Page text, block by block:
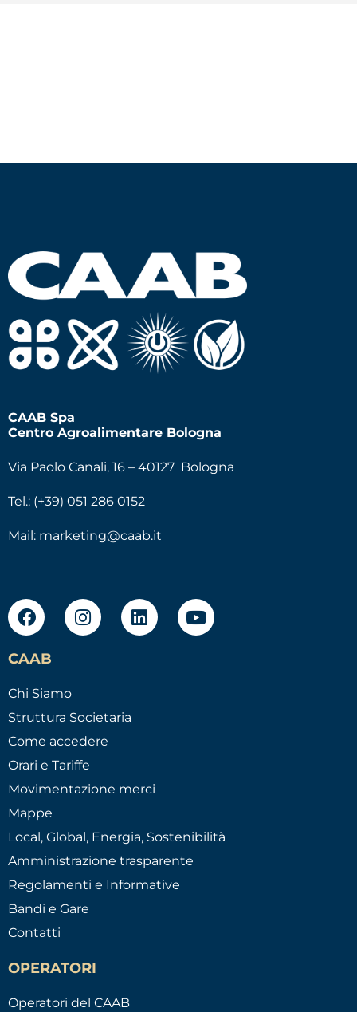
CAAB Spa
Centro Agroalimentare Bologna
Via Paolo Canali, 16 – 40127 Bologna
Tel.: (+39) 051 286 0152
Mail: marketing@caab.it
CAAB
Chi Siamo
Struttura Societaria
Come accedere
Orari e Tariffe
Movimentazione merci
Mappe
Local, Global, Energia, Sostenibilità
Amministrazione trasparente
Regolamenti e Informative
Bandi e Gare
Contatti
OPERATORI
Operatori del CAAB